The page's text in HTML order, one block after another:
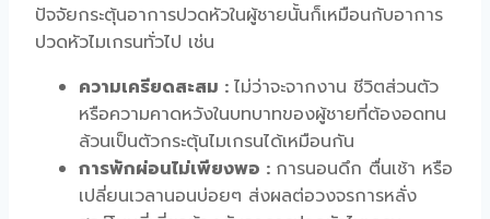
ปัจจัยกระตุ้นอาการปวดหัวในผู้ชายนั้นก็เหมือนกับอาการ
ปวดหัวไมเกรนทั่วไป เช่น
ความเครียดสะสม : ไม่ว่าจะจากงาน ชีวิตส่วนตัว
หรือความคาดหวังในบทบาทของผู้ชายที่ต้องอดทน
ล้วนเป็นตัวกระตุ้นไมเกรนได้เหมือนกัน
การพักผ่อนไม่เพียงพอ : การนอนดึก ตื่นเช้า หรือ
เปลี่ยนเวลานอนบ่อยๆ ส่งผลต่อวงจรการหลั่ง